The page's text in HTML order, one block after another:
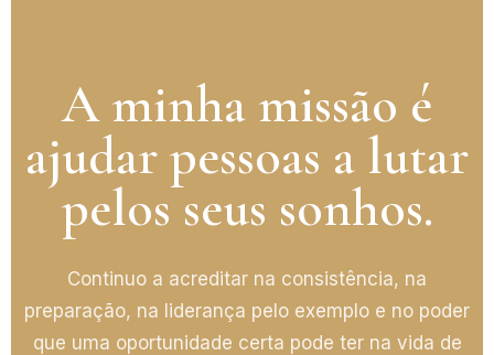
A minha missão é
ajudar pessoas a lutar
pelos seus sonhos.
Continuo a acreditar na consistência, na
preparação, na liderança pelo exemplo e no poder
que uma oportunidade certa pode ter na vida de